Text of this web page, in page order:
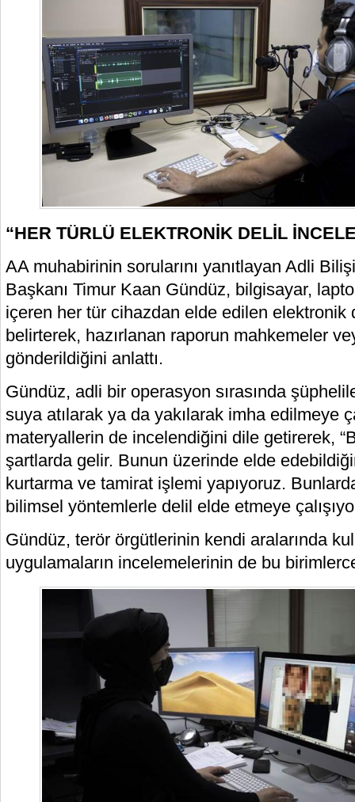
“HER TÜRLÜ ELEKTRONİK DELİL
AA muhabirinin sorularını yanıtlayan Adli
Başkanı Timur Kaan Gündüz, bilgisayar,
içeren her tür cihazdan elde edilen elektronik
belirterek, hazırlanan raporun mahkemeler
gönderildiğini anlattı.
Gündüz, adli bir operasyon sırasında
suya atılarak ya da yakılarak imha edilmeye
materyallerin de incelendiğini dile getirerek,
şartlarda gelir. Bunun üzerinde elde
kurtarma ve tamirat işlemi yapıyoruz.
bilimsel yöntemlerle delil elde etmeye
Gündüz, terör örgütlerinin kendi aralarında
uygulamaların incelemelerinin de bu